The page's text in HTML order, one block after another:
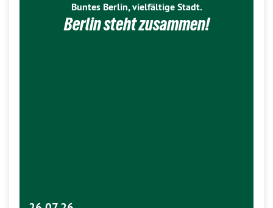
Buntes Berlin, vielfältige Stadt.
Berlin steht zusammen!